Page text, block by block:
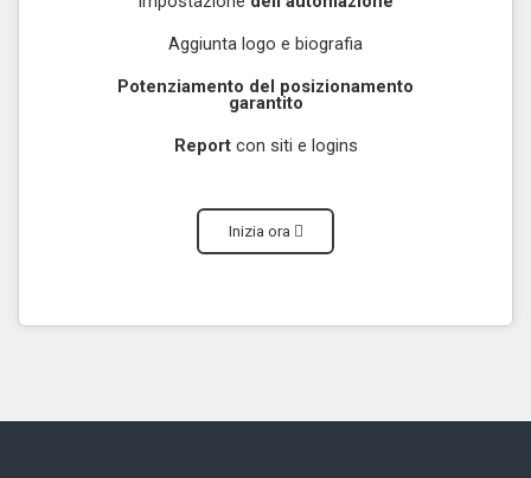
Aggiunta logo e biografia
Potenziamento del posizionamento
garantito
Reportcon siti e logins
Inizia ora